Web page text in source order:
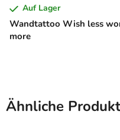
Wandtattoo Wish less
more
Auf Lager
Ähnliche